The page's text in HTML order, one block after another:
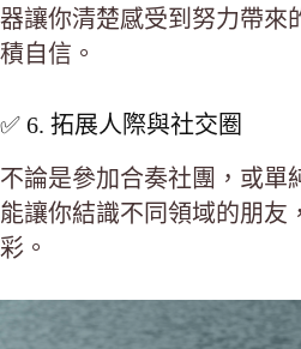
器讓你清楚感受到努力帶來
積自信。
✅ 6. 拓展人際與社交圈
不論是參加合奏社團，或單
能讓你結識不同領域的朋友
彩。